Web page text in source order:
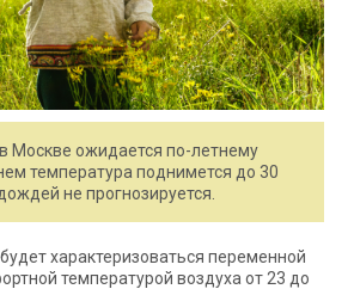
Москве ожидается по-летнему
температура поднимется до 30
не прогнозируется.
характеризоваться переменной
температурой воздуха от 23 до